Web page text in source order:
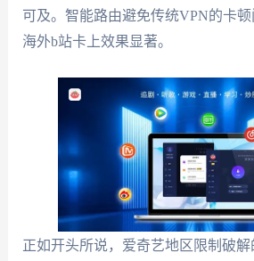
可及。智能路由避免传统VPN的卡
海外b站卡上效果显著。
正如开头所说，爱奇艺地区限制破